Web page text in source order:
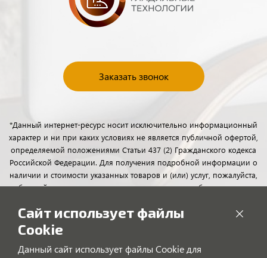
Заказать звонок
*Данный интернет-ресурс носит исключительно информационный
характер и ни при каких условиях не является публичной офертой,
определяемой положениями Статьи 437 (2) Гражданского кодекса
Российской Федерации. Для получения подробной информации о
наличии и стоимости указанных товаров и (или) услуг, пожалуйста,
обращайтесь к менеджерам отдела клиентского обслуживания с
Сайт использует файлы
Cookie
Данный сайт использует файлы Cookie для